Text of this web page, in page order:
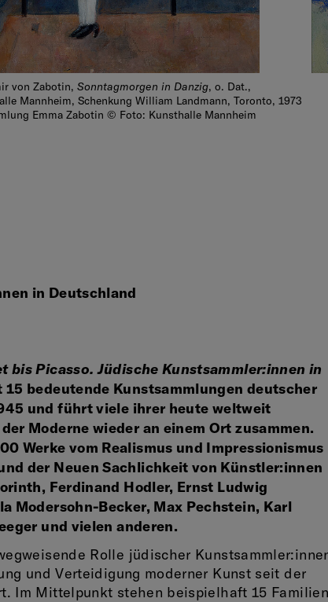
von Zabotin, Sonntagmorgen in Danzig, o. Dat.,
Mannheim, Schenkung William Landmann, Toronto, 1973
Emma Zabotin © Foto: Kunsthalle Mannheim
in Deutschland
bis Picasso. Jüdische Kunstsammler:innen in
bedeutende Kunstsammlungen deutscher
und führt viele ihrer heute weltweit
Moderne wieder an einem Ort zusammen.
Werke vom Realismus und Impressionismus
der Neuen Sachlichkeit von Künstler:innen
Ferdinand Hodler, Ernst Ludwig
Modersohn-Becker, Max Pechstein, Karl
und vielen anderen.
Rolle jüdischer
und Verteidigung moderner Kunst seit der
Im Mittelpunkt stehen beispielhaft 15